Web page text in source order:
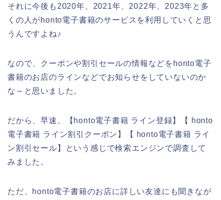
それに今後も2020年、2021年、2022年、2023年と多
くの人がhonto電子書籍のサービスを利用していくと思
うんですよね♪
なので、クーポンや割引セールの情報などをhonto電子
書籍のお店のラインなどでお知らせをしていないのか
な～と思いました。
だから、早速、【honto電子書籍 ライン登録】【 honto
電子書籍 ライン割引クーポン】【 honto電子書籍 ライ
ン割引セール】という感じで検索エンジンで調査して
みました。
ただ、honto電子書籍のお店に詳しい友達にも聞きなが